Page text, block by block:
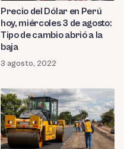
Precio del Dólar en Perú
hoy, miércoles 3 de agosto:
Tipo de cambio abrió a la
baja
3 agosto, 2022